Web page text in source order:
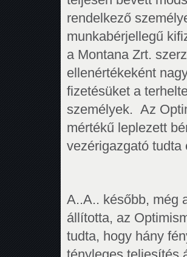
rendelkező
munkabérjellegű
a Montana Zrt.
ellenértékeként
fizetésüket a
személyek. Az
mértékű leplezett
vezérigazgató tudta
A..A.. később, még
állította, az
tudta, hogy hány